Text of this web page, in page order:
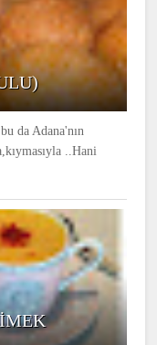
da Adana'nın
..Hani